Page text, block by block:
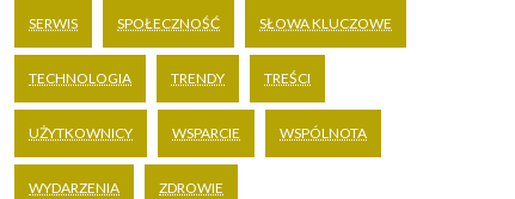
SERWIS SPOŁECZNOŚĆ SŁOWA KLUCZOWE
TECHNOLOGIA TRENDY TREŚCI
UŻYTKOWNICY WSPARCIE WSPÓLNOTA
WYDARZENIA ZDROWIE